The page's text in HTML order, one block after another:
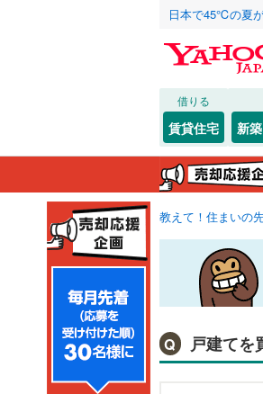
日本で45℃の夏
借りる
賃貸住宅 新
教えて！住まいの
Q 戸建てを